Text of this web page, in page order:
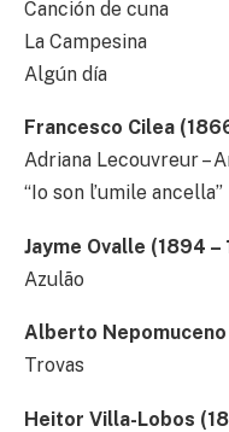
Canción de cuna
La Campesina
Algún día
Francesco Cilea
Adriana Lecouvreur –
“Io son l’umile ancella”
Jayme Ovalle (1894 –
Azulão
Alberto Nepomuceno
Trovas
Heitor Villa-Lobos